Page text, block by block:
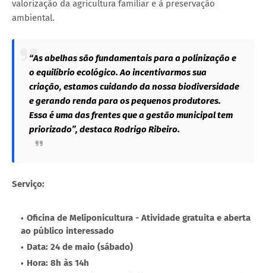
valorização da agricultura familiar e à preservação
ambiental.
“As abelhas são fundamentais para a polinização e
o equilíbrio ecológico. Ao incentivarmos sua
criação, estamos cuidando da nossa biodiversidade
e gerando renda para os pequenos produtores.
Essa é uma das frentes que a gestão municipal tem
priorizado”, destaca Rodrigo Ribeiro.
Serviço:
Oficina de Meliponicultura - Atividade gratuita e aberta
ao público interessado
Data: 24 de maio (sábado)
Hora: 8h às 14h